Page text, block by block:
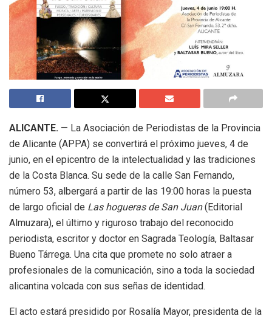
ALICANTE. — La Asociación de Periodistas de la Provincia
de Alicante (APPA) se convertirá el próximo jueves, 4 de
junio, en el epicentro de la intelectualidad y las tradiciones
de la Costa Blanca. Su sede de la calle San Fernando,
número 53, albergará a partir de las 19:00 horas la puesta
de largo oficial de Las hogueras de San Juan(Editorial
Almuzara), el último y riguroso trabajo del reconocido
periodista, escritor y doctor en Sagrada Teología, Baltasar
Bueno Tárrega. Una cita que promete no solo atraer a
profesionales de la comunicación, sino a toda la sociedad
alicantina volcada con sus señas de identidad.
El acto estará presidido por Rosalía Mayor, presidenta de la